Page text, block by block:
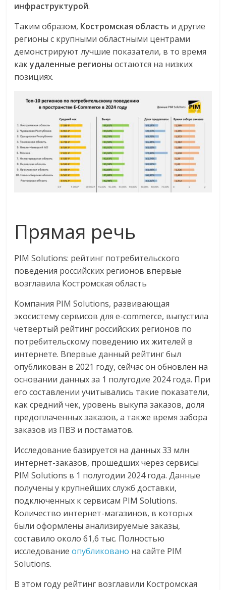
инфраструктурой.
Таким образом, Костромская область и другие
регионы с крупными областными центрами
демонстрируют лучшие показатели, в то время
какудаленные регионы остаются на низких
позициях.
Прямая речь
PIM Solutions: рейтинг потребительского
поведения российских регионов впервые
возглавила Костромская область
Компания PIM Solutions, развивающая
экосистему сервисов для e-commerce, выпустила
четвертый рейтинг российских регионов по
потребительскому поведению их жителей в
интернете. Впервые данный рейтинг был
опубликован в 2021 году, сейчас он обновлен на
основании данных за 1 полугодие 2024 года. При
его составлении учитывались такие показатели,
как средний чек, уровень выкупа заказов, доля
предоплаченных заказов, а также время забора
заказов из ПВЗ и постаматов.
Исследование базируется на данных 33 млн
интернет-заказов, прошедших через сервисы
PIM Solutions в 1 полугодии 2024 года. Данные
получены у крупнейших служб доставки,
подключенных к сервисам PIM Solutions.
Количество интернет-магазинов, в которых
были оформлены анализируемые заказы,
составило около 61,6 тыс. Полностью
исследованиеопубликовано на сайте PIM
Solutions.
В этом году рейтинг возглавили Костромская